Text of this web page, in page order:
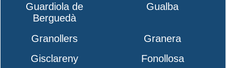
Guardiola de
Berguedà
Gualba
Granollers
Granera
Gisclareny
Fonollosa